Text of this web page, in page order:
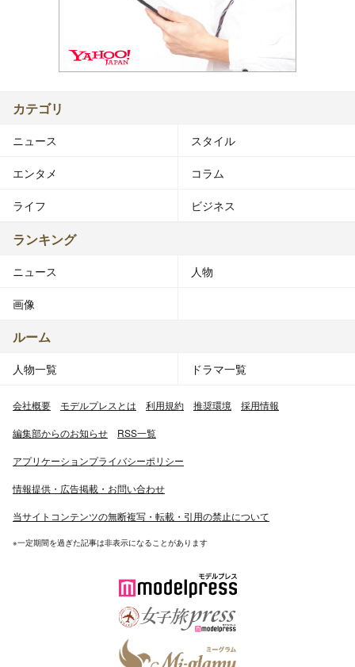
カテゴリ
ニュース スタイル
エンタメ コラム
ライフ ビジネス
ランキング
ニュース 人物
画像
ルーム
人物一覧 ドラマ一覧
会社概要 モデルプレスとは 利用規約 推奨環境 採用情報
編集部からのお知らせ RSS一覧
アプリケーションプライバシーポリシー
情報提供・広告掲載・お問い合わせ
当サイトコンテンツの無断複写・転載・引用の禁止について
※一定期間を過ぎた記事は非表示になることがあります